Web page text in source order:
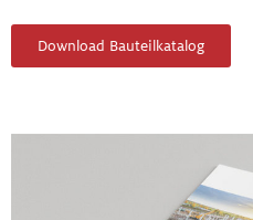
Download Bauteilkatalog